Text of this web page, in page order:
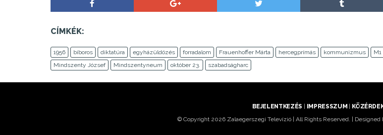
CÍMKÉK:
1956 bíboros diktatúra egyházüldözés forradalom Frauenhoffer Márta hercegprímás kommunizmus M1
Mindszenty József
Mindszentyneum október 23. szabadságharc
BEJELENTKEZÉS | IMPRESSZUM |
© Copyright 2026 Zalaegerszegi Televízió | All Rights Reserved. | Designed